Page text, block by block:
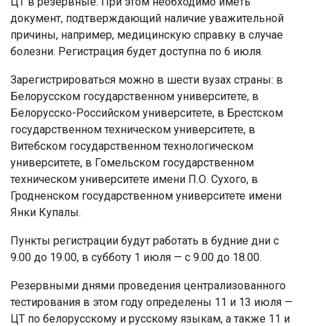
документ, подтверждающий наличие уважительной
причины, например, медицинскую справку в случае
болезни. Регистрация будет доступна по 6 июля.
Зарегистрироваться можно в шести вузах страны: в
Белорусском государственном университете, в
Белорусско-Российском университете, в Брестском
государственном техническом университете, в
Витебском государственном технологическом
университете, в Гомельском государственном
техническом университете имени П.О. Сухого, в
Гродненском государственном университете имени
Янки Купалы.
Пункты регистрации будут работать в будние дни с
9.00 до 19.00, в субботу 1 июля — с 9.00 до 18.00.
Резервными днями проведения централизованного
тестирования в этом году определены 11 и 13 июля —
ЦТ по белорусскому и русскому языкам, а также 11 и